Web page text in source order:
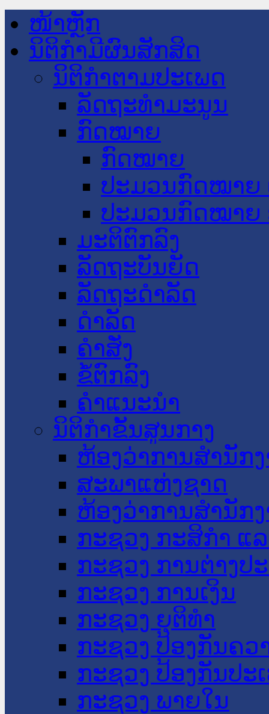
ໜ້າຫຼັກ
ນິຕິກໍາມີຜົນສັກສິດ
ນິຕິກໍາຕາມປະເພດ
ລັດຖະທໍາມະນູນ
ກົດໝາຍ
ກົດໝາຍ
ປະມວນກົດໝາຍ
ປະມວນກົດໝາຍ
ມະຕິຕົກລົງ
ລັດຖະບັນຍັດ
ລັດຖະດໍາລັດ
ດໍາລັດ
ຄໍາສັ່ງ
ຂໍ້ຕົກລົງ
ຄໍາແນະນໍາ
ນິຕິກໍາຂັ້ນສູນກາງ
ຫ້ອງວ່າການສໍານັກ
ສະພາແຫ່ງຊາດ
ຫ້ອງວ່າການສຳນັກ
ກະຊວງ ກະສິກຳ ແ
ກະຊວງ ການຕ່າງປ
ກະຊວງ ການເງິນ
ກະຊວງ ຍຸຕິທໍາ
ກະຊວງ ປ້ອງກັນຄວ
ກະຊວງ ປ້ອງກັນປະ
ກະຊວງ ພາຍໃນ